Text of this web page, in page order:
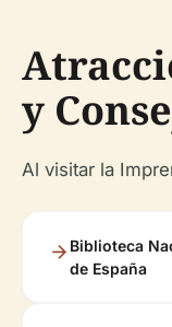
y
Al visitar la
Biblioteca
de España